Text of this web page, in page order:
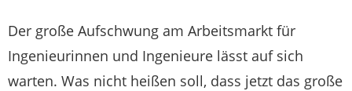
Der große Aufschwung am Arbeitsmarkt für
Ingenieurinnen und Ingenieure lässt auf sich
warten. Was nicht heißen soll, dass jetzt das große